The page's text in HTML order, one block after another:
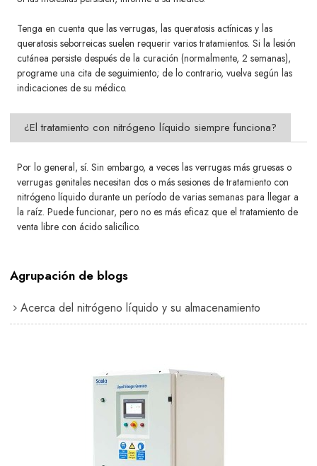
Tenga en cuenta que las verrugas, las queratosis actínicas y las
queratosis seborreicas suelen requerir varios tratamientos. Sila lesión
cutánea persiste después de la curación (normalmente, 2 semanas),
programe una cita de seguimiento; de lo contrario, vuelva según las
indicaciones de su médico.
¿El tratamiento con nitrógeno líquido siempre funciona?
Por lo general, sí. Sin embargo, a veces las verrugas más gruesas o
verrugas genitales necesitan dos o más sesiones de tratamiento con
nitrógeno líquido durante un período de varias semanas para llegar a
la raíz. Puede funcionar, pero no es más eficaz que el tratamiento de
venta libre con ácido salicílico.
Agrupación de blogs
Acerca del nitrógeno líquido y su almacenamiento